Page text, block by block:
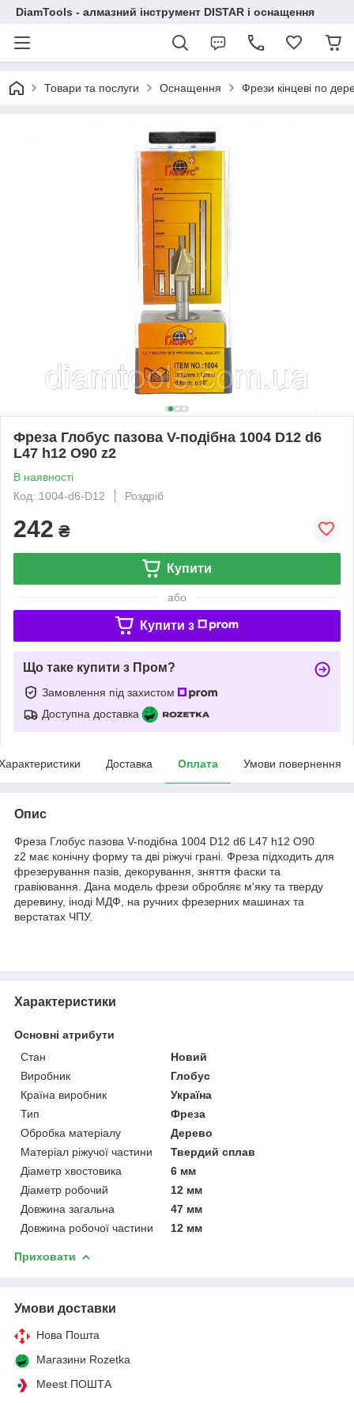
DiamTools - алмазний інструмент DISTAR і оснащення
Товари та послуги Оснащення Фрези кінцеві по
Фреза Глобус пазова V-подібна 1004 D12 d6
L47 h12 O90 z2
В наявності
Код: 1004-d6-D12
Роздріб
242 ₴
Купити
або
Купити з
Що таке купити з Пром?
Замовлення під захистом
Доступна доставка
Доставка Оплата Умови повернення
Опис
Фреза Глобус пазова V-подібна 1004 D12 d6 L47 h12 O90
z2 має конічну форму та дві ріжучі грані. Фреза підходить для
фрезерування пазів, декорування, зняття фаски та
гравіювання. Дана модель фрези обробляє м'яку та тверду
деревину, іноді МДФ, на ручних фрезерних машинах та
верстатах ЧПУ.
Характеристики
Основні атрибути
Стан
Новий
Виробник
Глобус
Країна виробник
Україна
Тип
Фреза
Обробка матеріалу
Дерево
Матеріал ріжучої частини
Твердий сплав
Діаметр хвостовика
6 мм
Діаметр робочий
12 мм
Довжина загальна
47 мм
Довжина робочої частини
12 мм
Приховати
Умови доставки
Нова Пошта
Магазини Rozetka
Meest ПОШТА